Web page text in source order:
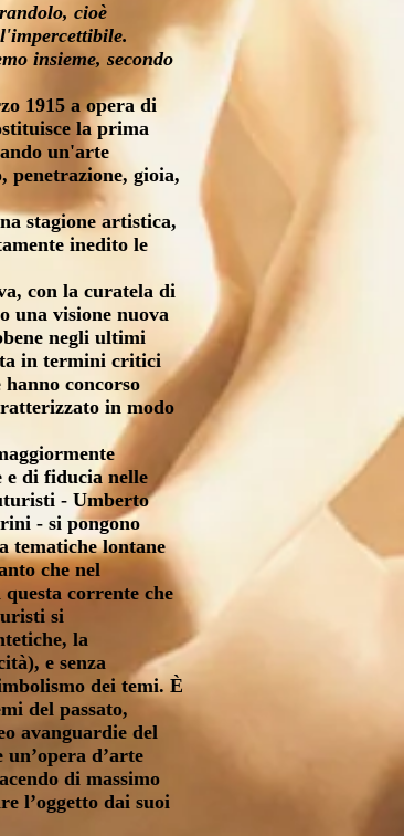
cioè
insieme, secondo
1915 a opera di
la prima
un'arte
penetrazione, gioia,
stagione artistica,
inedito le
con la curatela di
una visione nuova
negli ultimi
in termini critici
concorso
in modo
di fiducia nelle
- Umberto
- si pongono
tematiche lontane
che nel
corrente che
si
la
e senza
dei temi. È
del passato,
avanguardie del
d’arte
di massimo
l’oggetto dai suoi